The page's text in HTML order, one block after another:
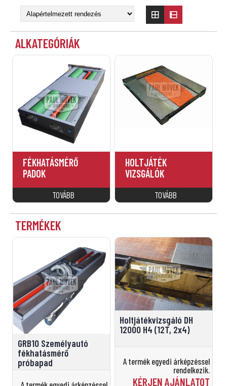
ALKATEGÓRIÁK
FÉKHATÁSMÉRŐ
PADOK
HOLTJÁTÉK
VIZSGÁLÓK
TERMÉKEK
GRB10 Személyautó
fékhatásmérő
próbapad
Holtjátékvizsgáló DH
12000 H4 (12T, 2x4)
A termék egyedi árképzéssel
rendelkezik.
KÉRJEN AJÁNLATOT